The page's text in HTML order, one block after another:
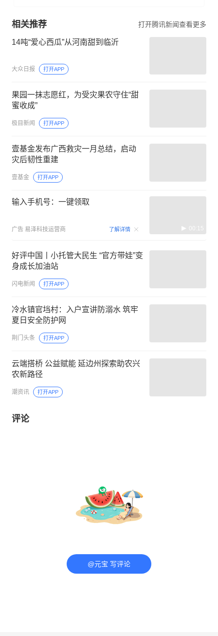
相关推荐 打开腾讯新闻查看更多
14吨“爱心西瓜”从河南甜到临沂
大众日报 打开APP
果园一抹志愿红，为受灾果农守住“甜
蜜收成”
极目新闻 打开APP
壹基金发布广西救灾一月总结，启动
灾后韧性重建
壹基金 打开APP
输入手机号：一键领取
广告 易泽科技运营商 了解详情 00:15
好评中国丨小托管大民生 “官方带娃”变
身成长加油站
闪电新闻 打开APP
冷水镇官垱村：入户宣讲防溺水 筑牢
夏日安全防护网
荆门头条 打开APP
云端搭桥 公益赋能 延边州探索助农兴
农新路径
潮资讯 打开APP
评论
@元宝 写评论